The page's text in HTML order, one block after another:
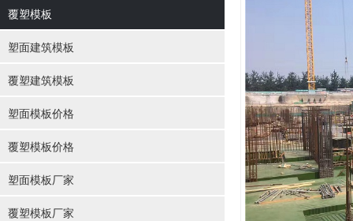
覆塑模板
塑面建筑模板
覆塑建筑模板
塑面模板价格
覆塑模板价格
塑面模板厂家
覆塑模板厂家